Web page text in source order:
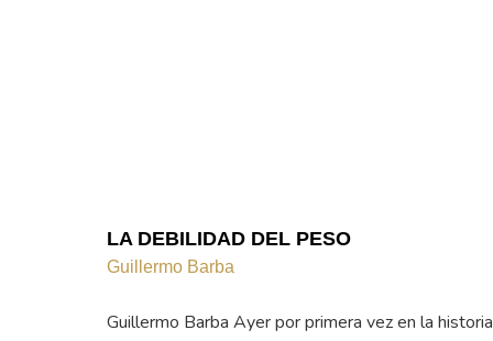
LA DEBILIDAD DEL PESO
Guillermo Barba
Guillermo Barba Ayer por primera vez en la historia